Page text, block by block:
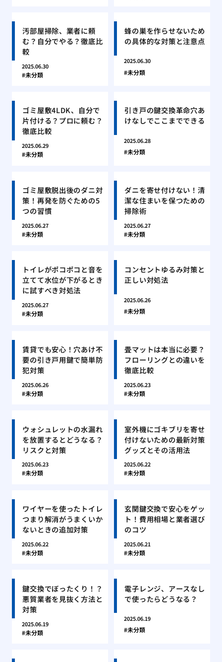
汚部屋掃除、業者に頼
む？自分でやる？徹底比
較
2025.06.30
未分類
蜂の巣を作らせないため
の具体的な対策と注意点
2025.06.30
未分類
ゴミ屋敷4LDK、自分で
片付ける？プロに頼む？
徹底比較
2025.06.29
未分類
引き戸の鍵交換革命穴あ
けなしでここまでできる
2025.06.28
未分類
ゴミ屋敷脱出後のダニ対
策！再発を防ぐための5
つの習慣
2025.06.27
未分類
ダニを寄せ付けない！清
潔な住まいを保つための
掃除術
2025.06.27
未分類
トイレがポコポコと音を
立てて水位が下がるとき
に試すべき対処法
2025.06.27
未分類
コンセントゆるみ対策と
正しい対処法
2025.06.26
未分類
賃貸でも安心！穴あけ不
要の引き戸用鍵で簡単防
犯対策
2025.06.26
未分類
畳マットは本当に必要？
フローリングとの違いを
徹底比較
2025.06.23
未分類
ウォシュレットの水漏れ
を放置するとどうなる？
リスクと対策
2025.06.23
未分類
室外機にゴキブリを寄せ
付けないための最新対策
グッズとその活用法
2025.06.22
未分類
ワイヤーを使ったトイレ
つまり解消がうまくいか
ないときの追加対策
2025.06.22
未分類
玄関鍵交換で安心をゲッ
ト！費用相場と業者選び
のコツ
2025.06.21
未分類
鍵交換でぼったくり！？
悪質業者を見抜く方法と
対策
2025.06.19
未分類
電子レンジ、アースなし
で使ったらどうなる？
2025.06.19
未分類